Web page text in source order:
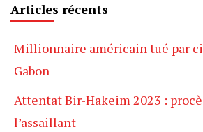
Articles récents
Millionnaire américain tué par
Gabon
Attentat Bir-Hakeim 2023 :
l’assaillant